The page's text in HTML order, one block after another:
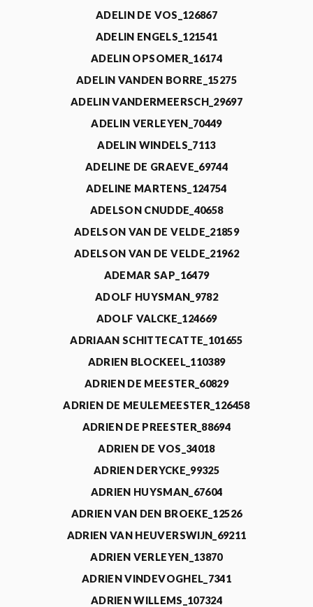
ADELIN DE VOS_126867
ADELIN ENGELS_121541
ADELIN OPSOMER_16174
ADELIN VANDEN BORRE_15275
ADELIN VANDERMEERSCH_29697
ADELIN VERLEYEN_70449
ADELIN WINDELS_7113
ADELINE DE GRAEVE_69744
ADELINE MARTENS_124754
ADELSON CNUDDE_40658
ADELSON VAN DE VELDE_21859
ADELSON VAN DE VELDE_21962
ADEMAR SAP_16479
ADOLF HUYSMAN_9782
ADOLF VALCKE_124669
ADRIAAN SCHITTECATTE_101655
ADRIEN BLOCKEEL_110389
ADRIEN DE MEESTER_60829
ADRIEN DE MEULEMEESTER_126458
ADRIEN DE PREESTER_88694
ADRIEN DE VOS_34018
ADRIEN DERYCKE_99325
ADRIEN HUYSMAN_67604
ADRIEN VAN DEN BROEKE_12526
ADRIEN VAN HEUVERSWIJN_69211
ADRIEN VERLEYEN_13870
ADRIEN VINDEVOGHEL_7341
ADRIEN WILLEMS_107324